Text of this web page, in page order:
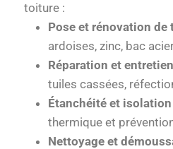
toiture :
Pose et rénovation de
ardoises, zinc, bac
Réparation et entretien
tuiles cassées,
Étanchéité et isolation
thermique et
Nettoyage et